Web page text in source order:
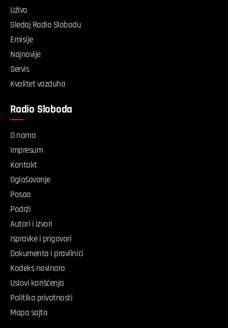
Uživo
Gledaj Radio Slobodu
Emisije
Najnovije
Servis
Kvalitet vazduha
Radio Sloboda
O nama
Impresum
Kontakt
Oglašavanje
Posao
Podrži
Autori i izvori
Ispravke i prigovori
Dokumenta i pravilnici
Kodeks novinara
Uslovi korišćenja
Politika privatnosti
Mapa sajta